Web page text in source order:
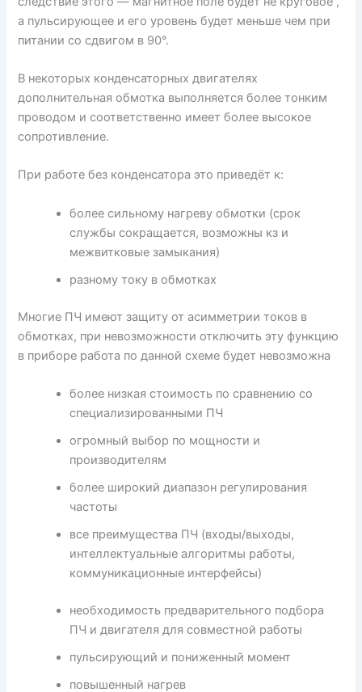
а пульсирующее и его уровень будет меньше чем при
питании со сдвигом в 90°.
В некоторых конденсаторных двигателях
дополнительная обмотка выполняется более тонким
проводом и соответственно имеет более высокое
сопротивление.
При работе без конденсатора это приведёт к:
более сильному нагреву обмотки (срок
службы сокращается, возможны кз и
межвитковые замыкания)
разному току в обмотках
Многие ПЧ имеют защиту от асимметрии токов в
обмотках, при невозможности отключить эту функцию
в приборе работа по данной схеме будет невозможна
более низкая стоимость по сравнению со
специализированными ПЧ
огромный выбор по мощности и
производителям
более широкий диапазон регулирования
частоты
все преимущества ПЧ (входы/выходы,
интеллектуальные алгоритмы работы,
коммуникационные интерфейсы)
необходимость предварительного подбора
ПЧ и двигателя для совместной работы
пульсирующий и пониженный момент
повышенный нагрев